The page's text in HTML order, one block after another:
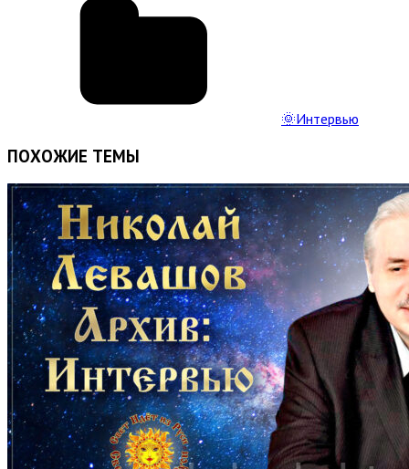
🌞Интервью
ПОХОЖИЕ ТЕМЫ
Read
Full
Post